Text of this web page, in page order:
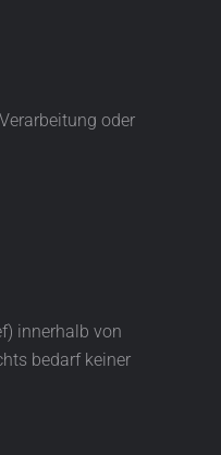
oder
innerhalb von
bedarf keiner